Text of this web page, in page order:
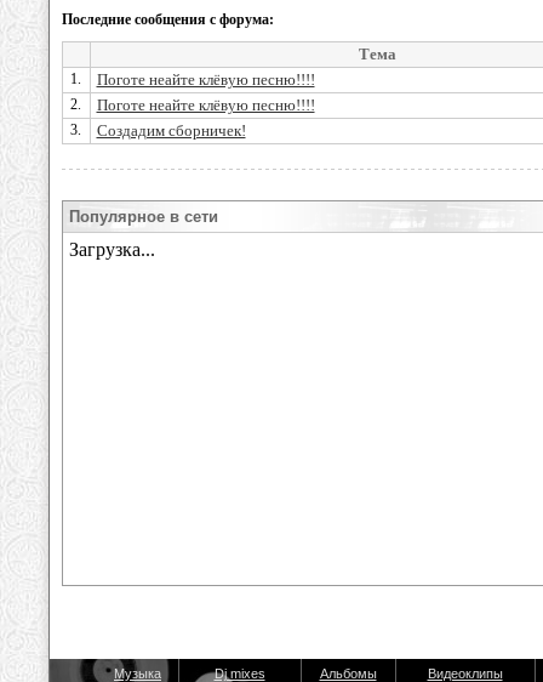
Последние сообщения с форума:
Тема
1. Поготе неайте клёвую песню!!!!
2. Поготе неайте клёвую песню!!!!
3. Создадим сборничек!
Популярное в сети
Музыка Dj mixes Альбомы
Видеоклипы